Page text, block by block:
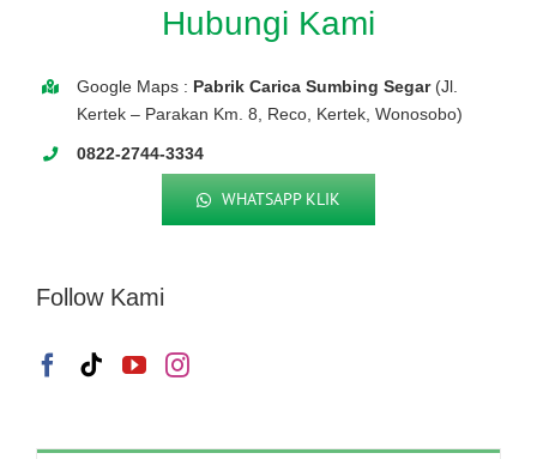
Hubungi Kami
Google Maps : Pabrik Carica Sumbing Segar(Jl.
Kertek – Parakan Km. 8, Reco, Kertek, Wonosobo)
0822-2744-3334
WHATSAPP KLIK
Follow Kami